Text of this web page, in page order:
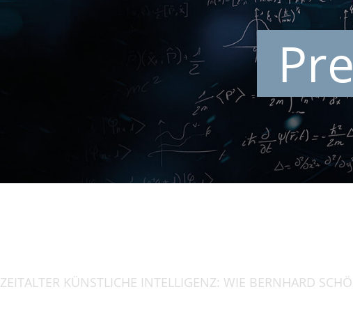
ZEITAL­TER KÜNST­LI­CHE INTEL­LI­GENZ: WIE BERNHARD